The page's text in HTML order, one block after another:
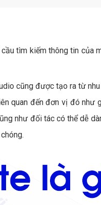
tìm kiếm thông tin của
cũng được tạo ra từ
quan đến đơn vị đó như
như đối tác có thể dễ